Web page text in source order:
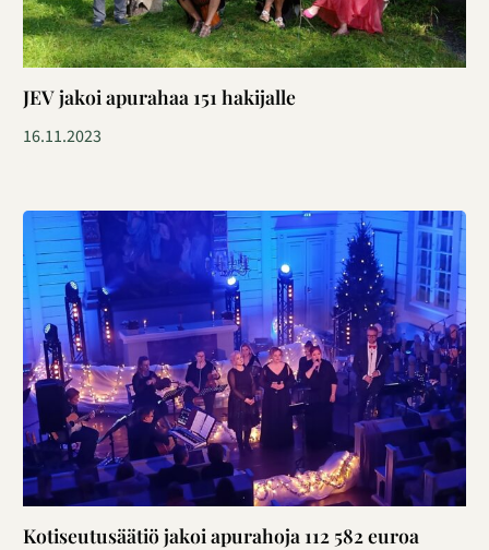
JEV jakoi apurahaa 151 hakijalle
16.11.2023
Kotiseutusäätiö jakoi apurahoja 112 582 euroa